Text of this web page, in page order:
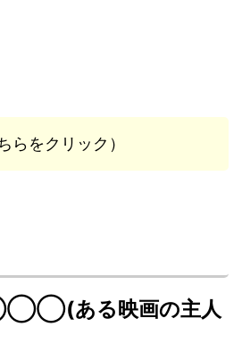
らをクリック）
ある映画の主人